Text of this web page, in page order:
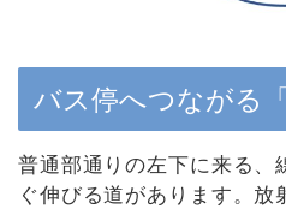
バス停へつながる
普通部通りの左下に来る、
ぐ伸びる道があります。放